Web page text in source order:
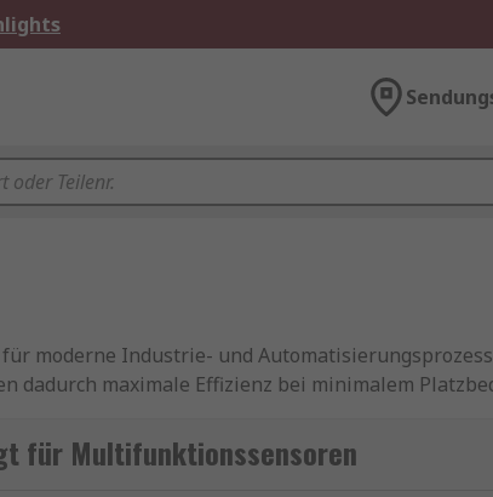
moderne Industrie- und
dadurch maximale Effizienz bei minimalem
für Multifunktionssensoren